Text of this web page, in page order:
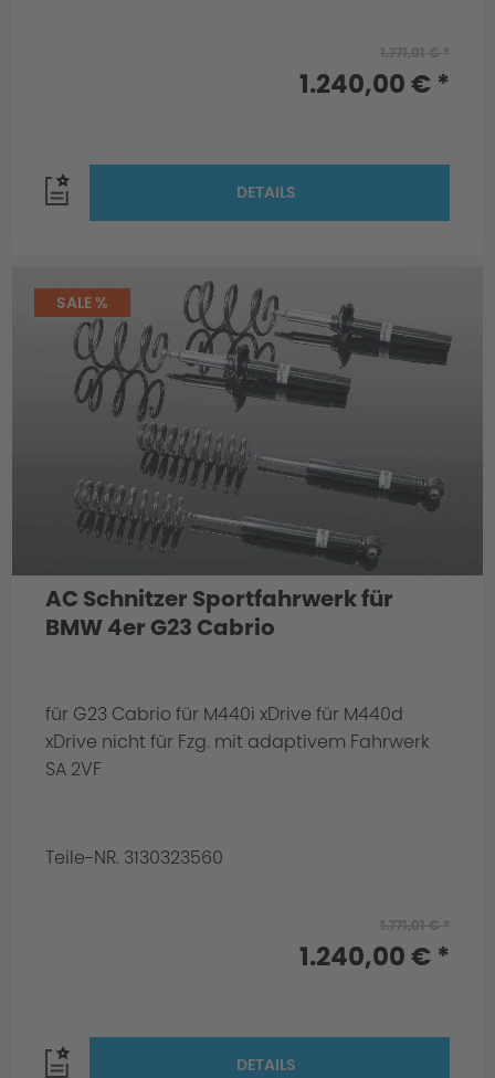
1.240,00 € *
DETAILS
SALE %
AC Schnitzer Sportfahrwerk für
BMW 4er G23 Cabrio
für G23 Cabrio für M440i xDrive für M440d
xDrive nicht für Fzg. mit adaptivem Fahrwerk
SA 2VF
Teile-NR. 3130323560
1.240,00 € *
DETAILS